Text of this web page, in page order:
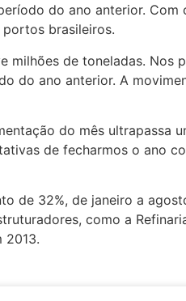
do ano anterior.
brasileiros.
milhões de toneladas. Nos
do ano anterior. A
do mês ultrapassa
de fecharmos o ano
de 32%, de janeiro a
como a
2013.